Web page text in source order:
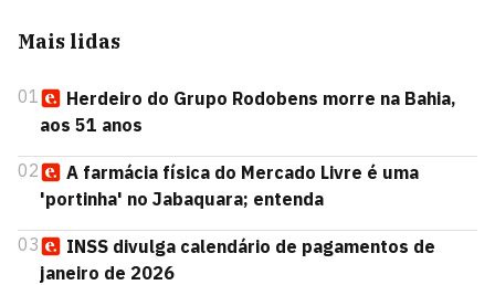
Mais lidas
01
Herdeiro do Grupo Rodobens morre na Bahia,
aos 51 anos
02
A farmácia física do Mercado Livre é uma
'portinha' no Jabaquara; entenda
03
INSS divulga calendário de pagamentos de
janeiro de 2026